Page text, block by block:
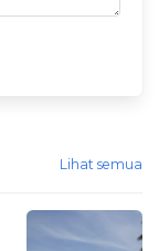
Lihat semua